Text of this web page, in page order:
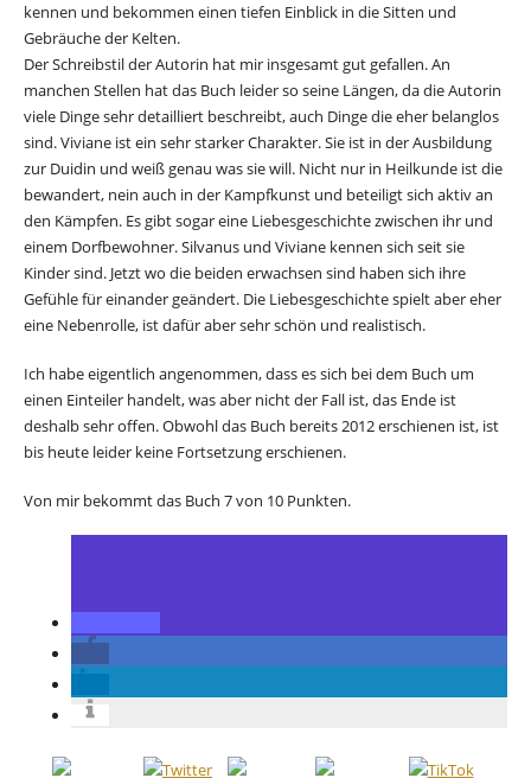
kennen und bekommen einen tiefen Einblick in die Sitten und
Gebräuche der Kelten.
Der Schreibstil der Autorin hat mir insgesamt gut gefallen. An
manchen Stellen hat das Buch leider so seine Längen, da die Autorin
viele Dinge sehr detailliert beschreibt, auch Dinge die eher belanglos
sind. Viviane ist ein sehr starker Charakter. Sie ist in der Ausbildung
zur Duidin und weiß genau was sie will. Nicht nur in Heilkunde ist die
bewandert, nein auch in der Kampfkunst und beteiligt sich aktiv an
den Kämpfen. Es gibt sogar eine Liebesgeschichte zwischen ihr und
einem Dorfbewohner. Silvanus und Viviane kennen sich seit sie
Kinder sind. Jetzt wo die beiden erwachsen sind haben sich ihre
Gefühle für einander geändert. Die Liebesgeschichte spielt aber eher
eine Nebenrolle, ist dafür aber sehr schön und realistisch.
Ich habe eigentlich angenommen, dass es sich bei dem Buch um
einen Einteiler handelt, was aber nicht der Fall ist, das Ende ist
deshalb sehr offen. Obwohl das Buch bereits 2012 erschienen ist, ist
bis heute leider keine Fortsetzung erschienen.
Von mir bekommt das Buch 7 von 10 Punkten.